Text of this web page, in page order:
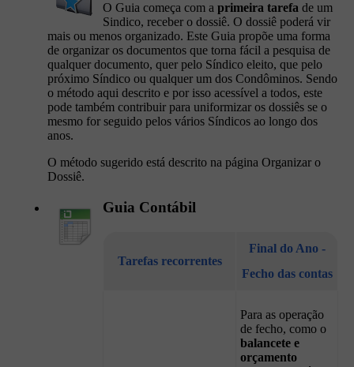
O Guia começa com a primeira tarefa de um
Sindico, receber o dossiê. O dossiê poderá vir
mais ou menos organizado. Este Guia propõe uma forma
de organizar os documentos que torna fácil a pesquisa de
qualquer documento, quer pelo Síndico eleito, que pelo
próximo Síndico ou qualquer um dos Condôminos. Sendo
o método aqui descrito e por isso acessível a todos, este
pode também contribuir para uniformizar os dossiês se o
mesmo for seguido pelos vários Síndicos ao longo dos
anos.
O método sugerido está descrito na página Organizar o
Dossiê.
Guia Contábil
Tarefas recorrentes
Final do Ano -
Fecho das contas
Para as operação
de fecho, como o
balancete e
orçamento